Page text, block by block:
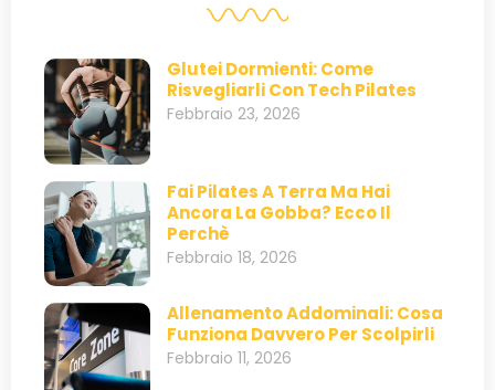
Glutei Dormienti: Come
Risvegliarli Con Tech Pilates
Febbraio 23, 2026
Fai Pilates A Terra Ma Hai
Ancora La Gobba? Ecco Il
Perchè
Febbraio 18, 2026
Allenamento Addominali: Cosa
Funziona Davvero Per Scolpirli
Febbraio 11, 2026